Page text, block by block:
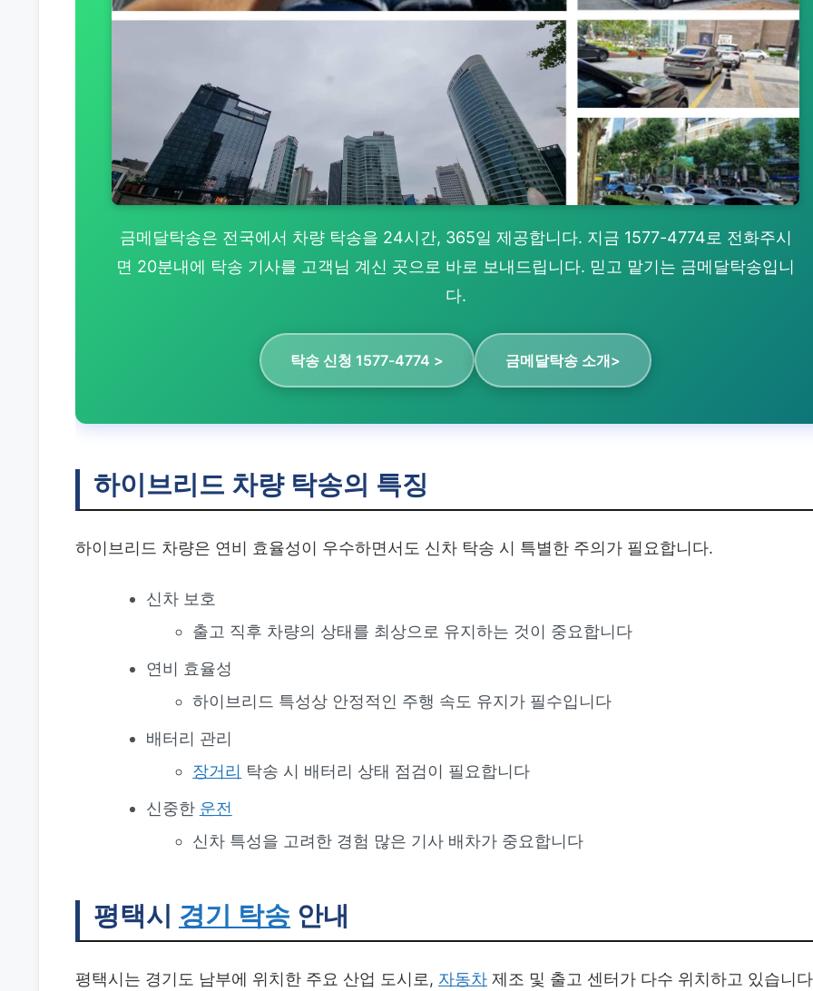
금메달탁송은 전국에서 차량 탁송을 24시간, 365일 제공합니다. 지금 1577-4774로 전화주시
면 20분내에 탁송 기사를 고객님 계신 곳으로 바로 보내드립니다. 믿고 맡기는 금메달탁송입니
다.
탁송 신청 1577-4774 > 금메달탁송 소개>
하이브리드 차량 탁송의 특징
하이브리드 차량은 연비 효율성이 우수하면서도 신차 탁송 시 특별한 주의가 필요합니다.
신차 보호
출고 직후 차량의 상태를 최상으로 유지하는 것이 중요합니다
연비 효율성
하이브리드 특성상 안정적인 주행 속도 유지가 필수입니다
배터리 관리
장거리 탁송 시 배터리 상태 점검이 필요합니다
신중한 운전
신차 특성을 고려한 경험 많은 기사 배차가 중요합니다
평택시 경기 탁송 안내
평택시는 경기도 남부에 위치한 주요 산업 도시로, 자동차 제조 및 출고 센터가 다수 위치하고 있습니